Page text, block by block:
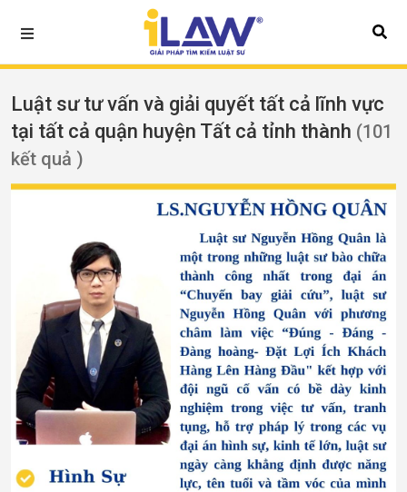
Luật sư tư vấn và giải quyết tất cả lĩnh vực
tại tất cả quận huyện Tất cả tỉnh thành (101
kết quả )